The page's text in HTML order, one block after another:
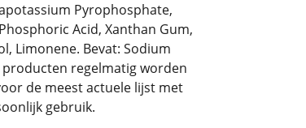
Pyrophosphate,
Acid, Xanthan Gum,
Limonene. Bevat: Sodium
regelmatig worden
de meest actuele lijst met
gebruik.